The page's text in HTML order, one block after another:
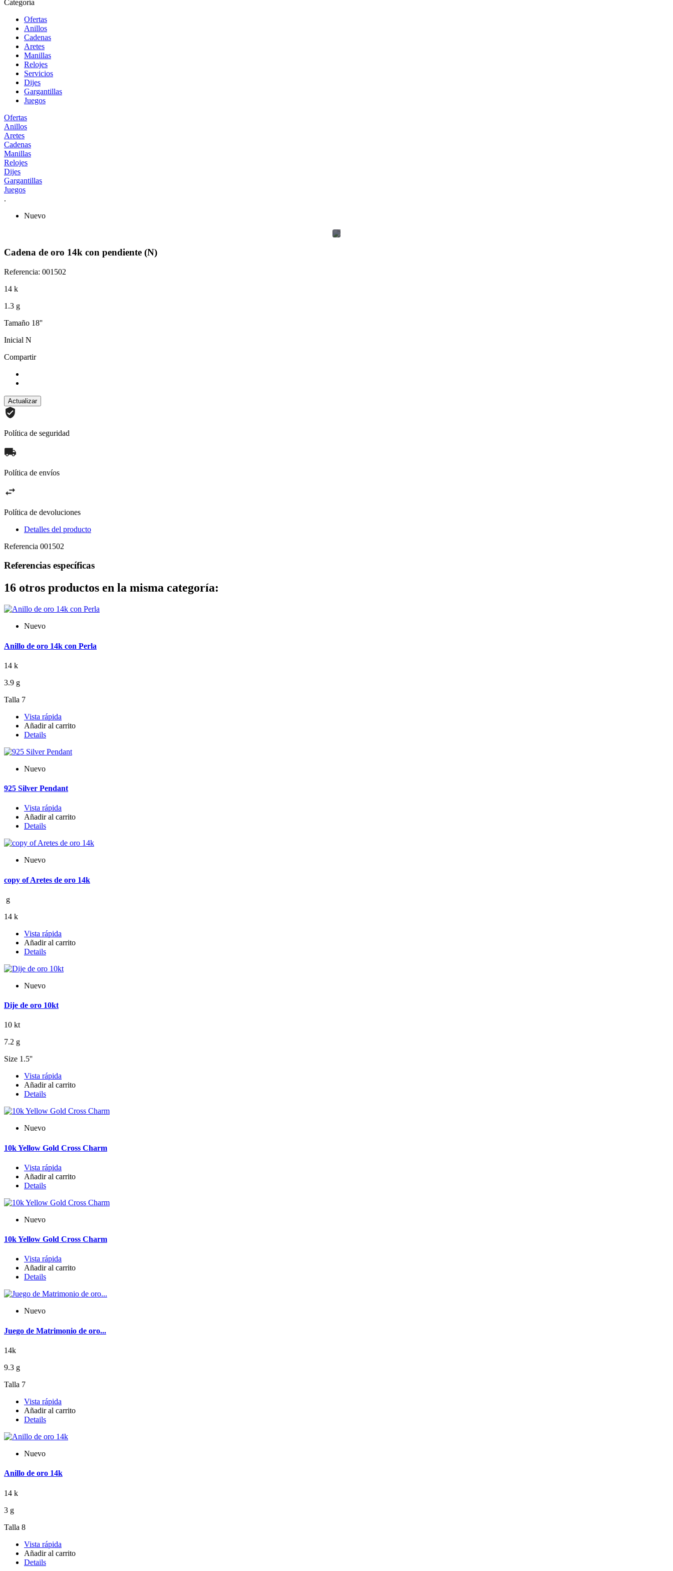
Categoría
Ofertas
Anillos
Cadenas
Aretes
Manillas
Relojes
Servicios
Dijes
Gargantillas
Juegos
Ofertas
Anillos
Aretes
Cadenas
Manillas
Relojes
Dijes
Gargantillas
Juegos
.
Nuevo
Cadena de oro 14k con pendiente (N)
Referencia: 001502
14 k
1.3 g
Tamaño 18''
Inicial N
Compartir
Política de seguridad
Política de envíos
Política de devoluciones
Detalles del producto
Referencia 001502
Referencias específicas
16 otros productos en la misma categoría:
Nuevo
Anillo de oro 14k con Perla
14 k
3.9 g
Talla 7
Vista rápida
Añadir al carrito
Details
Nuevo
925 Silver Pendant
Vista rápida
Añadir al carrito
Details
Nuevo
copy of Aretes de oro 14k
g
14 k
Vista rápida
Añadir al carrito
Details
Nuevo
Dije de oro 10kt
10 kt
7.2 g
Size 1.5''
Vista rápida
Añadir al carrito
Details
Nuevo
10k Yellow Gold Cross Charm
Vista rápida
Añadir al carrito
Details
Nuevo
10k Yellow Gold Cross Charm
Vista rápida
Añadir al carrito
Details
Nuevo
Juego de Matrimonio de oro...
14k
9.3 g
Talla 7
Vista rápida
Añadir al carrito
Details
Nuevo
Anillo de oro 14k
14 k
3 g
Talla 8
Vista rápida
Añadir al carrito
Details